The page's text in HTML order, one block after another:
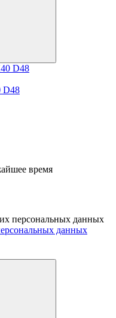
D48
время
персональных данных
данных